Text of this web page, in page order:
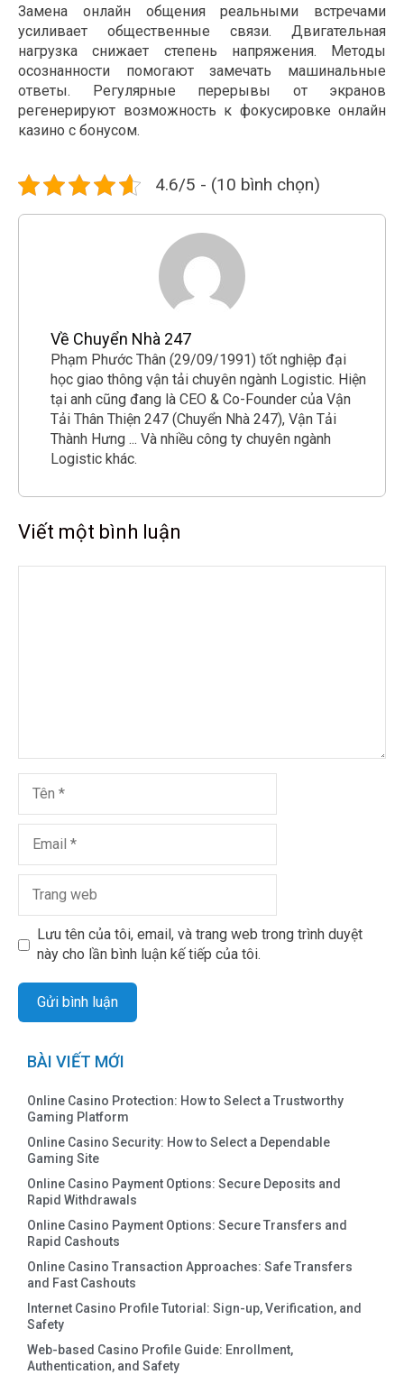
Замена онлайн общения реальными встречами
усиливает общественные связи. Двигательная
нагрузка снижает степень напряжения. Методы
осознанности помогают замечать машинальные
ответы. Регулярные перерывы от экранов
регенерируют возможность к фокусировке онлайн
казино с бонусом.
4.6/5 - (10 bình chọn)
Về Chuyển Nhà 247
Phạm Phước Thân (29/09/1991) tốt nghiệp đại
học giao thông vận tải chuyên ngành Logistic. Hiện
tại anh cũng đang là CEO & Co-Founder của Vận
Tải Thân Thiện 247 (Chuyển Nhà 247), Vận Tải
Thành Hưng ... Và nhiều công ty chuyên ngành
Logistic khác.
Viết một bình luận
Lưu tên của tôi, email, và trang web trong trình duyệt
này cho lần bình luận kế tiếp của tôi.
BÀI VIẾT MỚI
Online Casino Protection: How to Select a Trustworthy
Gaming Platform
Online Casino Security: How to Select a Dependable
Gaming Site
Online Casino Payment Options: Secure Deposits and
Rapid Withdrawals
Online Casino Payment Options: Secure Transfers and
Rapid Cashouts
Online Casino Transaction Approaches: Safe Transfers
and Fast Cashouts
Internet Casino Profile Tutorial: Sign-up, Verification, and
Safety
Web-based Casino Profile Guide: Enrollment,
Authentication, and Safety